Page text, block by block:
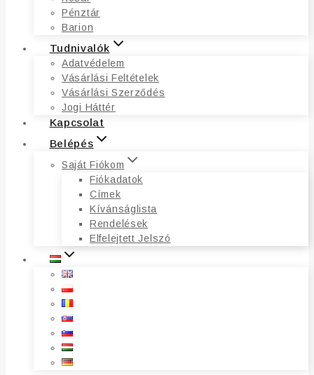
Pénztár
Barion
Tudnivalók
Adatvédelem
Vásárlási Feltételek
Vásárlási Szerződés
Jogi Háttér
Kapcsolat
Belépés
Saját Fiókom
Fiókadatok
Címek
Kívánságlista
Rendelések
Elfelejtett Jelszó